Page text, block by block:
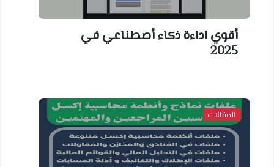
أقوي اداءة ذكاء أصطناعي في
2025
المقالات